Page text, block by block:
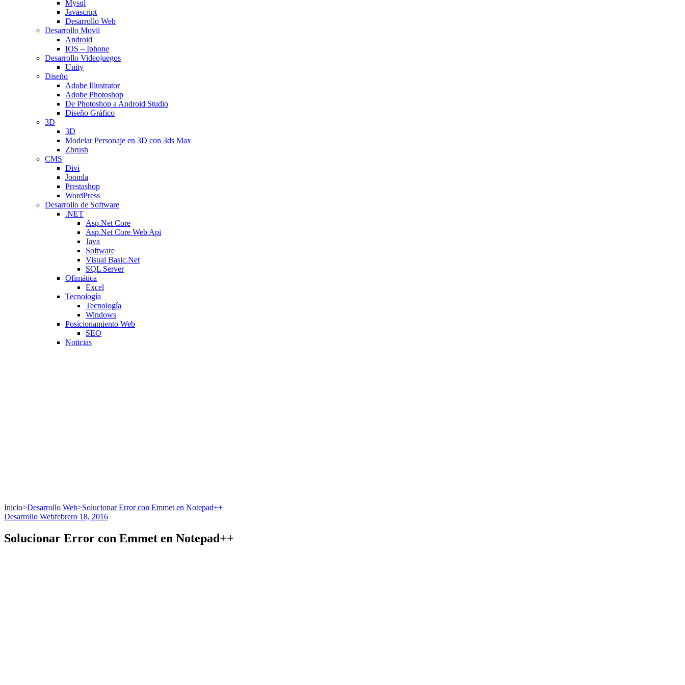
Mysql
Javascript
Desarrollo Web
Desarrollo Movil
Android
IOS – Iphone
Desarrollo Videojuegos
Unity
Diseño
Adobe Illustrator
Adobe Photoshop
De Photoshop a Android Studio
Diseño Gráfico
3D
3D
Modelar Personaje en 3D con 3ds Max
Zbrush
CMS
Divi
Joomla
Prestashop
WordPress
Desarrollo de Software
.NET
Asp.Net Core
Asp.Net Core Web Api
Java
Software
Visual Basic.Net
SQL Server
Ofimática
Excel
Tecnología
Tecnología
Windows
Posicionamiento Web
SEO
Noticias
Inicio>Desarrollo Web>Solucionar Error con Emmet en Notepad++
Desarrollo Webfebrero 18, 2016
Solucionar Error con Emmet en Notepad++